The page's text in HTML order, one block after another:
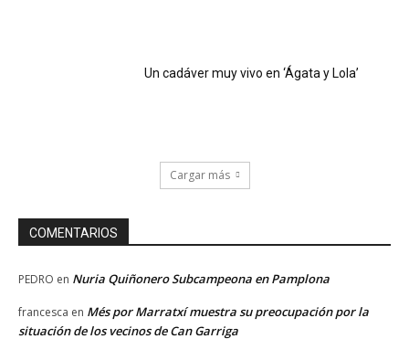
Un cadáver muy vivo en ‘Ágata y Lola’
Cargar más
COMENTARIOS
PEDRO en Nuria Quiñonero Subcampeona en Pamplona
francesca en Més por Marratxí muestra su preocupación por la
situación de los vecinos de Can Garriga